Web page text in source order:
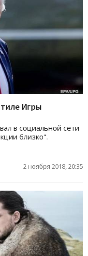
Игры
в социальной сети
близко".
2 ноября 2018, 20:35